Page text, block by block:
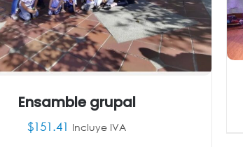
Ensamble grupal
$151.41 Incluye IVA